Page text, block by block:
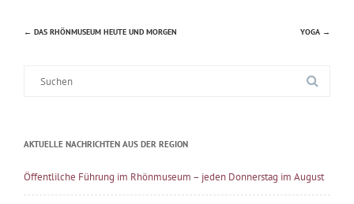
Beitragsnavigation
← DAS RHÖNMUSEUM HEUTE UND MORGEN YOGA →
AKTUELLE NACHRICHTEN AUS DER REGION
Öffentlilche Führung im Rhönmuseum – jeden Donnerstag im August